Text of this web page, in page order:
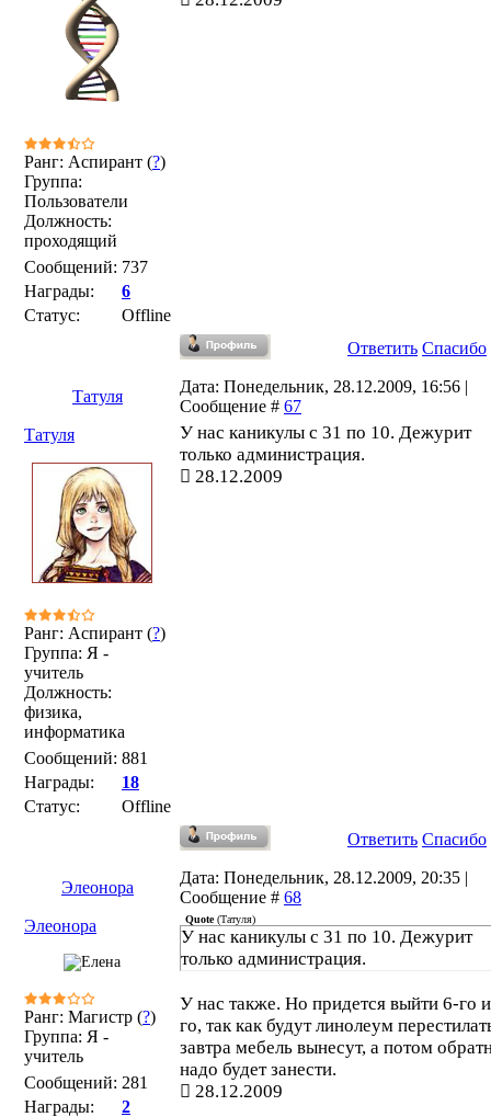
Ранг: Аспирант (?)
Группа:
Пользователи
Должность:
проходящий
Сообщений: 737
Награды:
6
Статус:
Offline
Ответить Спасибо
Татуля
Дата: Понедельник, 28.12.2009, 16:56 |
Сообщение # 67
Татуля
Ранг: Аспирант (?)
Группа: Я -
учитель
Должность:
физика,
информатика
Сообщений: 881
Награды:
18
Статус:
Offline
У нас каникулы с 31 по 10. Дежурит
только администрация.
28.12.2009
Ответить Спасибо
Элеонора
Дата: Понедельник, 28.12.2009, 20:35 |
Сообщение # 68
Элеонора
Ранг: Магистр (?)
Группа: Я -
учитель
Сообщений: 281
Награды:
2
Quote(Татуля)
У нас каникулы с 31 по 10. Дежурит
только администрация.
У нас также. Но придется выйти 6-го
го, так как будут линолеум
завтра мебель вынесут, а потом
надо будет занести.
28.12.2009